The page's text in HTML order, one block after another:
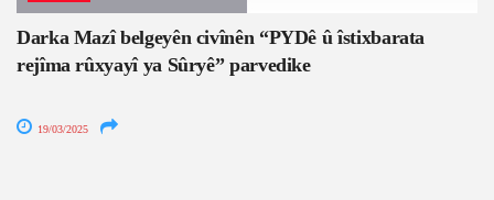
Darka Mazî belgeyên civînên “PYDê û îstixbarata
rejîma rûxyayî ya Sûryê” parvedike
19/03/2025